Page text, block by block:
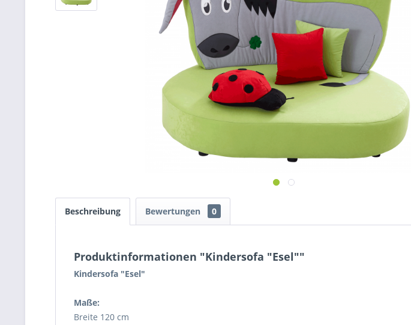
Beschreibung Bewertungen 0
Produktinformationen "Kindersofa "Esel""
Kindersofa "Esel"
Maße:
Breite 120 cm